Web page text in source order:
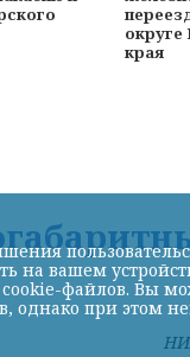
округе
края
на вашем
файлов. Вы
однако при этом